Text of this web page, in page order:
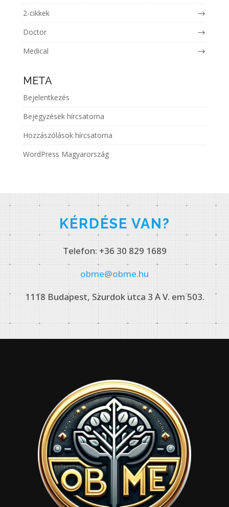
2-cikkek
Doctor
Medical
META
Bejelentkezés
Bejegyzések hírcsatorna
Hozzászólások hírcsatorna
WordPress Magyarország
KÉRDÉSE VAN?
Telefon: +36 30 829 1689
obme@obme.hu
1118 Budapest, Szurdok utca 3 A V. em 503.